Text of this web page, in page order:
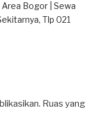
Bogor | Sewa
Tlp 021
Ruas yang